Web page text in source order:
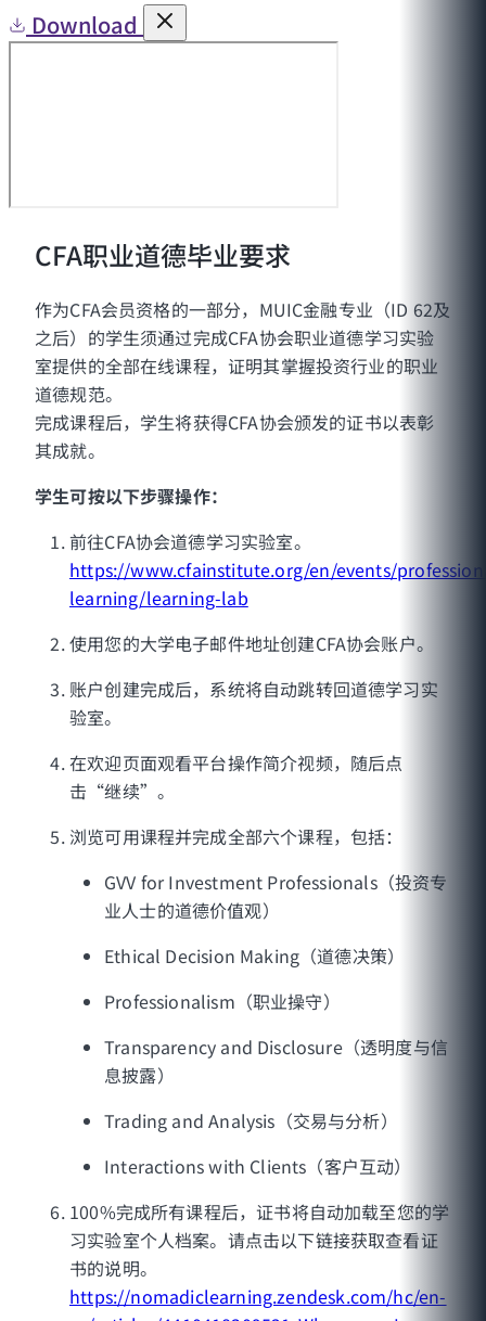
Download
CFA职业道德毕业要求
作为CFA会员资格的一部分，MUIC金融专业（ID 62及
之后）的学生须通过完成CFA协会职业道德学习实验
室提供的全部在线课程，证明其掌握投资行业的职业
道德规范。
完成课程后，学生将获得CFA协会颁发的证书以表彰
其成就。
学生可按以下步骤操作：
前往CFA协会道德学习实验室。
https://www.cfainstitute.org/en/events/
learning/learning-lab
使用您的大学电子邮件地址创建CFA协会账户。
账户创建完成后，系统将自动跳转回道德学习实
验室。
在欢迎页面观看平台操作简介视频，随后点
击“继续”。
浏览可用课程并完成全部六个课程，包括：
GVV for Investment Professionals（投资专
业人士的道德价值观）
Ethical Decision Making（道德决策）
Professionalism（职业操守）
Transparency and Disclosure（透明度与信
息披露）
Trading and Analysis（交易与分析）
Interactions with Clients（客户互动）
100%完成所有课程后，证书将自动加载至您的学
习实验室个人档案。请点击以下链接获取查看证
书的说明。
https://nomadiclearning.zendesk.com/hc/en-